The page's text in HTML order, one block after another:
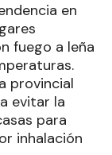
en
fuego a leña
provincial
evitar la
para
inhalación